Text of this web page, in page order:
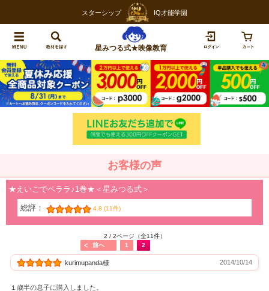
スターシップ IQ才能学園
星みつる式★映像教育
お客様の声
★えいごでペララ♪1巻★＜星みつる式＞
総評： 4.8 (11件)
2 / 2ページ（全11件）
前へ
1 2
kurimupanda様 2014/10/14
１歳半の息子に購入しました。